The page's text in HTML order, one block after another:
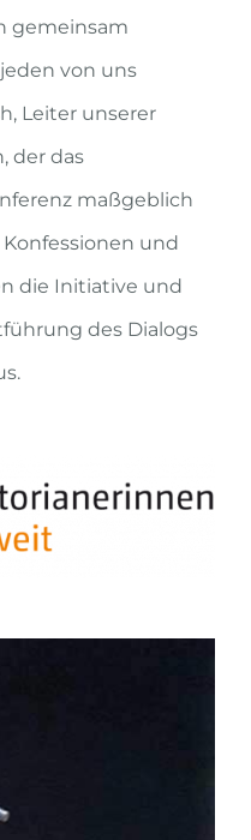
gemeinsam
von uns
Leiter unserer
der das
maßgeblich
und
die Initiative und
des Dialogs